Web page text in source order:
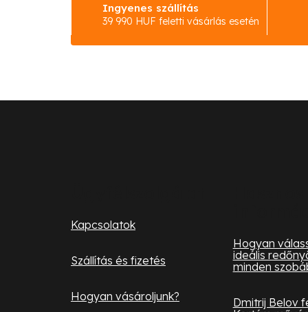
Ingyenes szállítás
39 990 HUF feletti vásárlás esetén
Kapcsolatok
Szállítás és fizetés
Hogyan vásároljunk?
Hogyan
ideális
minden
Dmitrij Belov